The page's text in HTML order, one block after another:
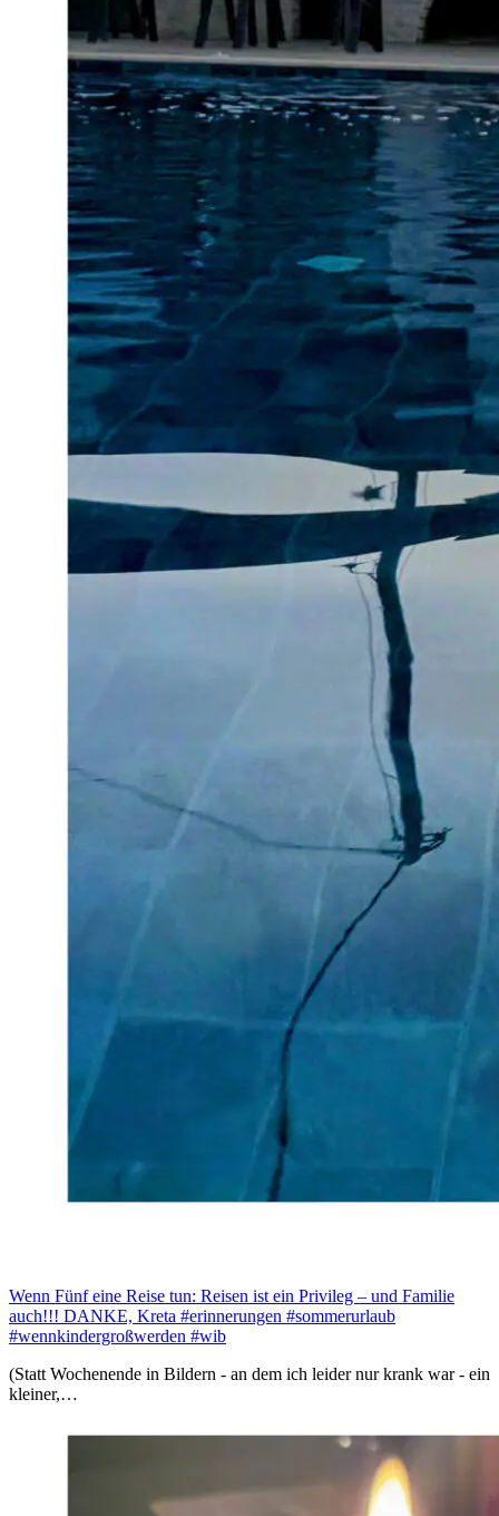
Wenn Fünf eine Reise tun: Reisen ist ein Privileg – und Familie
auch!!! DANKE, Kreta #erinnerungen #sommerurlaub
#wennkindergroßwerden #wib
(Statt Wochenende in Bildern - an dem ich leider nur krank war - ein
kleiner,…